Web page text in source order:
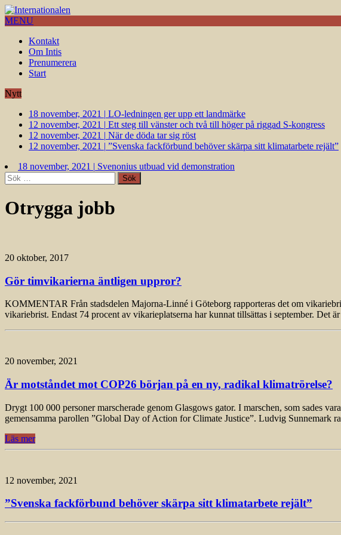
MENU
Kontakt
Om Intis
Prenumerera
Start
Nytt
18 november, 2021 | LO-ledningen ger upp ett landmärke
12 november, 2021 | Ett steg till vänster och två till höger på riggad S-kongress
12 november, 2021 | När de döda tar sig röst
12 november, 2021 | ”Svenska fackförbund behöver skärpa sitt klimatarbete rejält”
18 november, 2021 | Svenonius utbuad vid demonstration
Sök
efter:
Otrygga jobb
20 oktober, 2017
Gör timvikarierna äntligen uppror?
KOMMENTAR Från stadsdelen Majorna-Linné i Göteborg rapporteras det om
vikariebrist. Endast 74 procent av vikarieplatserna har kunnat tillsättas i september. Det
20 november, 2021
Är motståndet mot COP26 början på en ny, radikal klimatrörelse?
Drygt 100 000 personer marscherade genom Glasgows gator. I marschen, som sades
gemensamma parollen ”Global Day of Action for Climate Justice”. Ludvig Sunnemark
Läs mer
12 november, 2021
”Svenska fackförbund behöver skärpa sitt klimatarbete rejält”